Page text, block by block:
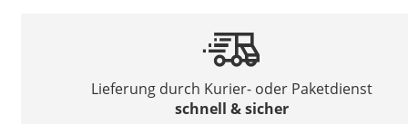
Lieferung durch Kurier- oder Paketdienst
schnell & sicher